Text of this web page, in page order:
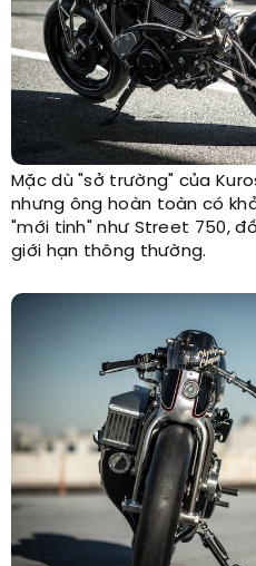
Mặc dù "sở trường" của
nhưng ông hoàn toàn có
"mới tinh" như Street 750,
giới hạn thông thường.